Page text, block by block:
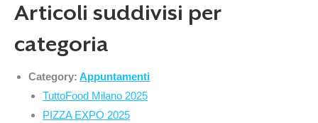
Articoli suddivisi per
categoria
Category: Appuntamenti
TuttoFood Milano 2025
PIZZA EXPO 2025